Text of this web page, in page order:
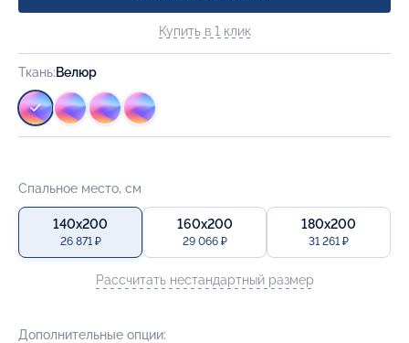
Купить в 1 клик
Ткань:Велюр
Спальное место, см
140x200
26 871 ₽
160x200
29 066 ₽
180x200
31 261 ₽
Рассчитать нестандартный размер
Дополнительные опции: